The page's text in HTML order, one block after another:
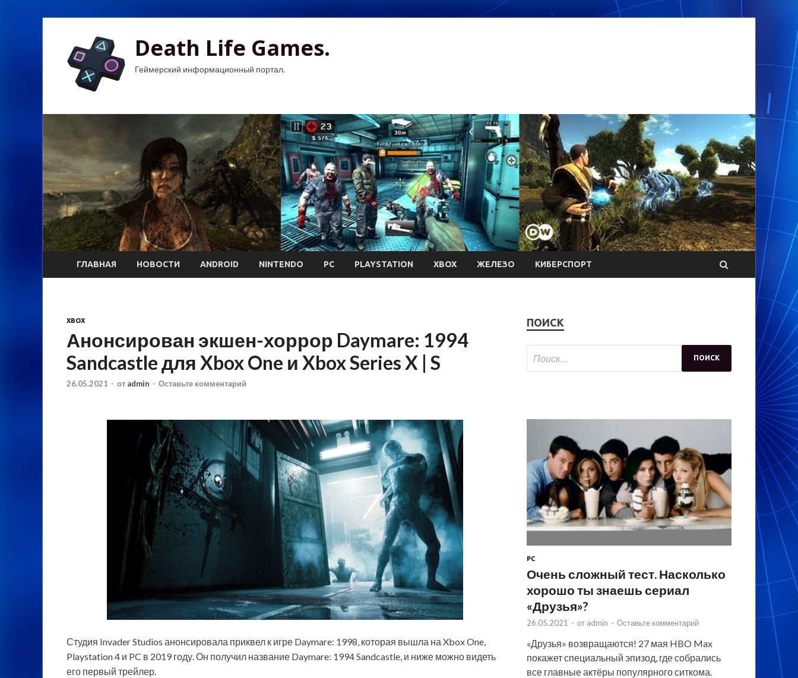
Death Life Games.
Геймерский информационный портал.
ГЛАВНАЯ НОВОСТИ ANDROID NINTENDO PC PLAYSTATION XBOX ЖЕЛЕЗО КИБЕРСПОРТ
XBOX
Анонсирован экшен-хоррор Daymare: 1994
Sandcastle для Xbox One и Xbox Series X | S
26.05.2021 - от admin - Оставьте комментарий
Студия Invader Studios анонсировала приквел к игре Daymare: 1998, которая вышла на Xbox One,
Playstation 4 и PC в 2019 году. Он получил название Daymare: 1994 Sandcastle, и ниже можно видеть
его первый трейлер.
ПОИСК
PC
Очень сложный тест. Насколько
хорошо ты знаешь сериал
«Друзья»?
26.05.2021 - от admin - Оставьте комментарий
«Друзья» возвращаются! 27 мая HBO Max
покажет специальный эпизод, где собрались
все главные актёры популярного ситкома.